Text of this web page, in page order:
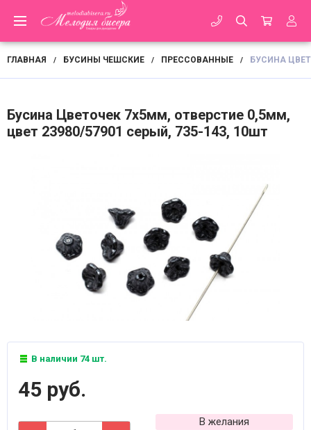
ГЛАВНАЯ / БУСИНЫ ЧЕШСКИЕ / ПРЕССОВАННЫЕ / БУСИНА
Бусина Цветочек 7х5мм, отверстие 0,5мм,
цвет 23980/57901 серый, 735-143, 10шт
В наличии 74 шт.
45 руб.
В желания